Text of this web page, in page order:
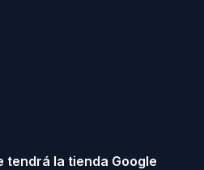
tendrá la tienda Google